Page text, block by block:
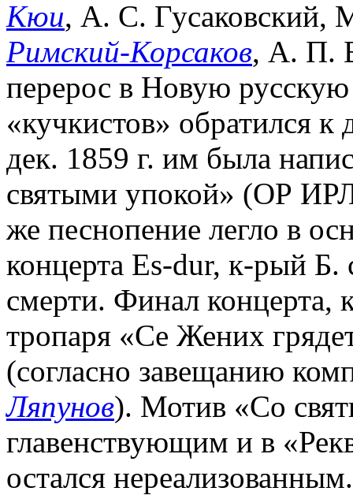
Кюи, А. С.
Римский-Корсаков, А. П.
перерос в Новую
«кучкистов» обратился
дек. 1859 г. им была
святыми упокой» (ОР
же песнопение легло в
концерта Es-dur, к-рый Б.
смерти. Финал концерта,
тропаря «Се Жених
(согласно завещанию
Ляпунов). Мотив «Со
главенствующим и в
остался нереализованным.